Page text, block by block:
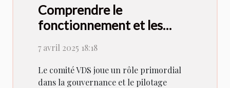
Comprendre le
fonctionnement et les
7 avril 2025 18:18
Le comité VDS joue un rôle primordial
dans la gouvernance et le pilotage